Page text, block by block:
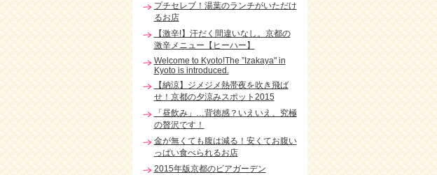
プチセレブ！湯葉のランチがいただけ
るお店
【激辛!】汗だく間違いなし。京都の
激辛メニュー【ヒーハー】
Welcome to Kyoto!The ”Izakaya" in
Kyoto is introduced.
【納涼】ジメジメ熱帯夜を吹き飛ば
せ！京都の夕涼みスポット2015
「昼飲み」…背徳感？いえいえ、究極
の贅沢です！
金が無くても腹は減る！安くてお腹い
っぱい食べられるお店
2015年版京都のビアガーデン